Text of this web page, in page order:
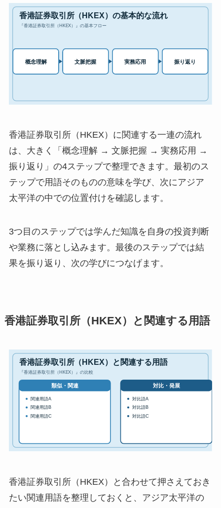
香港証券取引所（HKEX）に関連する一連の流れ
は、大きく「概念理解 → 文脈把握 → 実務応用 →
振り返り」の4ステップで整理できます。最初のス
テップで用語そのものの意味を学び、次にアジア
太平洋の中での位置付けを確認します。
3つ目のステップでは学んだ知識を自身の投資判断
や業務に落とし込みます。最後のステップでは結
果を振り返り、次の学びにつなげます。
香港証券取引所（HKEX）と関連する用語
香港証券取引所（HKEX）と合わせて押さえておき
たい関連用語を整理しておくと、アジア太平洋の